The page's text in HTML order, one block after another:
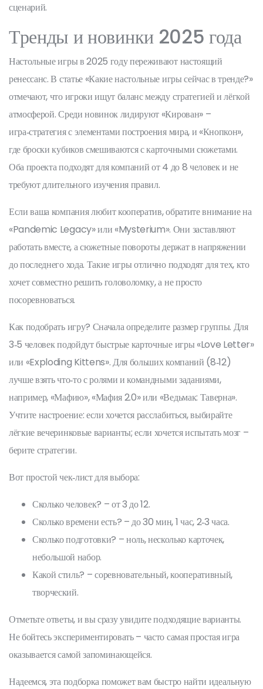
сценарий.
Тренды и новинки 2025 года
Настольные игры в 2025 году переживают настоящий
ренессанс. В статье «Какие настольные игры сейчас в тренде?»
отмечают, что игроки ищут баланс между стратегией и лёгкой
атмосферой. Среди новинок лидируют «Кирован» –
игра‑стратегия с элементами построения мира, и «Кнопкон»,
где броски кубиков смешиваются с карточными сюжетами.
Оба проекта подходят для компаний от 4 до 8 человек и не
требуют длительного изучения правил.
Если ваша компания любит кооператив, обратите внимание на
«Pandemic Legacy» или «Mysterium». Они заставляют
работать вместе, а сюжетные повороты держат в напряжении
до последнего хода. Такие игры отлично подходят для тех, кто
хочет совместно решить головоломку, а не просто
посоревноваться.
Как подобрать игру? Сначала определите размер группы. Для
3‑5 человек подойдут быстрые карточные игры «Love Letter»
или «Exploding Kittens». Для больших компаний (8‑12)
лучше взять что‑то с ролями и командными заданиями,
например, «Мафию», «Мафия 2.0» или «Ведьмак: Таверна».
Учтите настроение: если хочется расслабиться, выбирайте
лёгкие вечеринковые варианты; если хочется испытать мозг –
берите стратегии.
Вот простой чек‑лист для выбора:
Сколько человек? – от 3 до 12.
Сколько времени есть? – до 30 мин, 1 час, 2‑3 часа.
Сколько подготовки? – ноль, несколько карточек,
небольшой набор.
Какой стиль? – соревновательный, кооперативный,
творческий.
Отметьте ответы, и вы сразу увидите подходящие варианты.
Не бойтесь экспериментировать – часто самая простая игра
оказывается самой запоминающейся.
Надеемся, эта подборка поможет вам быстро найти идеальную